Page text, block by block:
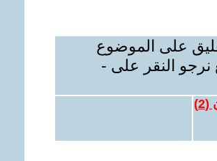
على الموضوع
نرجو النقر على -
(
2
)